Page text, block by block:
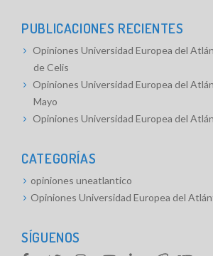
PUBLICACIONES RECIENTES
Opiniones Universidad Europea del
de Celis
Opiniones Universidad Europea del
Mayo
Opiniones Universidad Europea del
CATEGORÍAS
opiniones uneatlantico
Opiniones Universidad Europea del
SÍGUENOS